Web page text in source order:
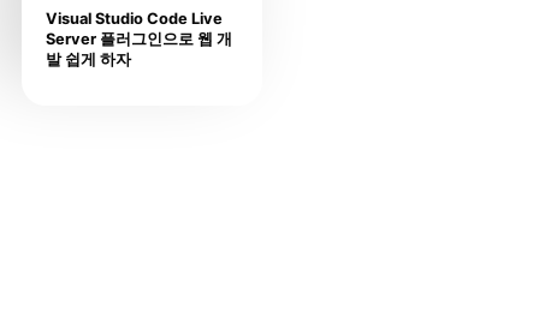
Visual Studio Code Live
Server 플러그인으로 웹 개
발 쉽게 하자